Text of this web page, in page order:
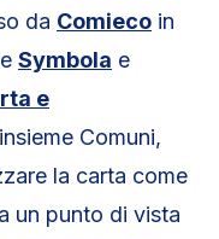
da Comieco in
Symbola e
e
Comuni,
la carta come
un punto di vista